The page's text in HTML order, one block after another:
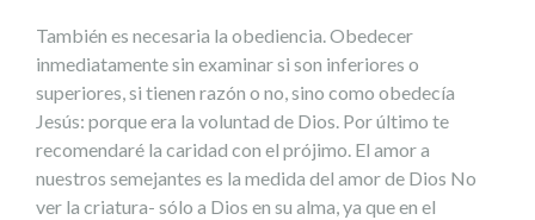
También es necesaria la obediencia. Obedecer
inmediatamente sin examinar si son inferiores o
superiores, si tienen razón o no, sino como obedecía
Jesús: porque era la voluntad de Dios. Por último te
recomendaré la caridad con el prójimo. El amor a
nuestros semejantes es la medida del amor de Dios No
ver la criatura- sólo a Dios en su alma, ya que en el